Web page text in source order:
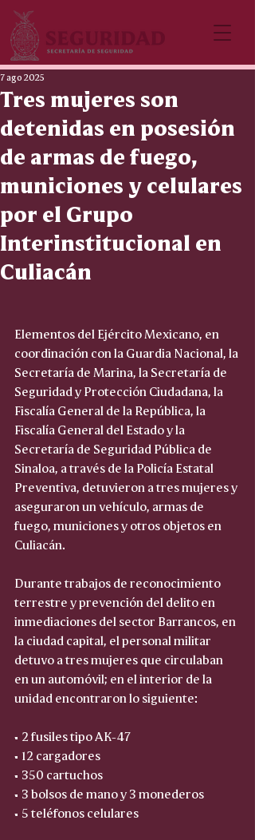
Tres mujeres son
detenidas en posesión
de armas de fuego,
municiones y celulares
por el Grupo
Interinstitucional en
Culiacán
7 ago 2025
Elementos del Ejército Mexicano, en
coordinación con la Guardia Nacional, la
Secretaría de Marina, la Secretaría de
Seguridad y Protección Ciudadana, la
Fiscalía General de la República, la
Fiscalía General del Estado y la
Secretaría de Seguridad Pública de
Sinaloa, a través de la Policía Estatal
Preventiva, detuvieron a tres mujeres y
aseguraron un vehículo, armas de
fuego, municiones y otros objetos en
Culiacán.
Durante trabajos de reconocimiento
terrestre y prevención del delito en
inmediaciones del sector Barrancos, en
la ciudad capital, el personal militar
detuvo a tres mujeres que circulaban
en un automóvil; en el interior de la
unidad encontraron lo siguiente:
• 2 fusiles tipo AK-47
• 12 cargadores
• 350 cartuchos
• 3 bolsos de mano y 3 monederos
• 5 teléfonos celulares